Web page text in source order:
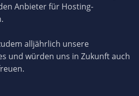
Anbieter für Hosting-
alljährlich unsere
und würden uns in Zukunft auch